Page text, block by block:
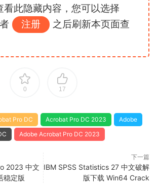
看此隐藏内容，您可以选择
注册
之后刷新本页面查
0 17
Pro DC Acrobat Pro DC 2023
Adobe
Adobe Acrobat Pro DC 2023
2023 中文
稳定版
下一篇
IBM SPSS Statistics 27 中文破解
版下载 Win64 Crack